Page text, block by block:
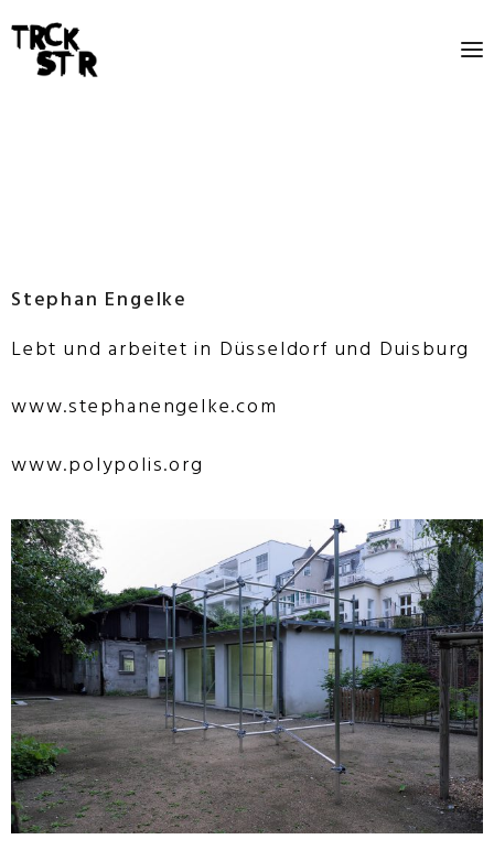
Stephan Engelke
Lebt und arbeitet in Düsseldorf und Duisburg
www.stephanengelke.com
www.polypolis.org